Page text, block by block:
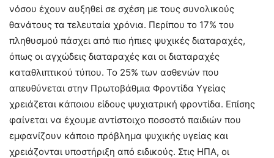
νόσου έχουν αυξηθεί σε σχέση με τους συνολικούς
θανάτους τα τελευταία χρόνια. Περίπου το 17% του
πληθυσμού πάσχει από πιο ήπιες ψυχικές διαταραχές,
όπως οι αγχώδεις διαταραχές και οι διαταραχές
καταθλιπτικού τύπου. Το 25% των ασθενών που
απευθύνεται στην Πρωτοβάθμια Φροντίδα Υγείας
χρειάζεται κάποιου είδους ψυχιατρική φροντίδα. Επίσης
φαίνεται να έχουμε αντίστοιχο ποσοστό παιδιών που
εμφανίζουν κάποιο πρόβλημα ψυχικής υγείας και
χρειάζονται υποστήριξη από ειδικούς. Στις ΗΠΑ, οι